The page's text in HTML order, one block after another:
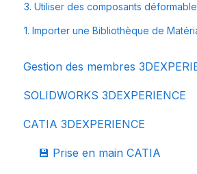
3. Utiliser des composants
1. Importer une Bibliothèque de
Gestion des membres
👩‍🔧 Membres et rôles
🔒 Gestion des données -
SOLIDWORKS 3DEXPERIENCE
⬇️ Installation & Mise à jour
💾 Prise en main SolidWorks
CATIA 3DEXPERIENCE
💾 Prise en main CATIA